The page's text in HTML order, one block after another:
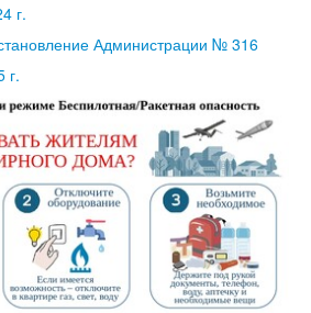
г.
Администрации № 316
г.